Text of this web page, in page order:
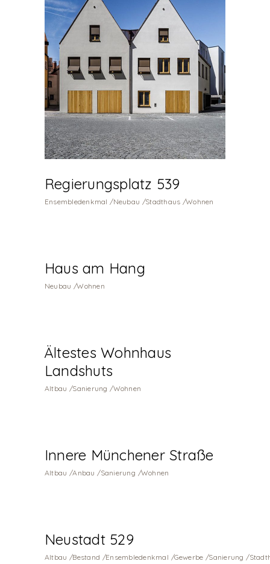
Regierungsplatz 539
Ensembledenkmal Neubau Stadthaus Wohnen
Haus am Hang
Neubau Wohnen
Ältestes Wohnhaus
Landshuts
Altbau Sanierung Wohnen
Innere Münchener Straße
Altbau Anbau Sanierung Wohnen
Neustadt 529
Altbau Bestand Ensembledenkmal Gewerbe Sanierung